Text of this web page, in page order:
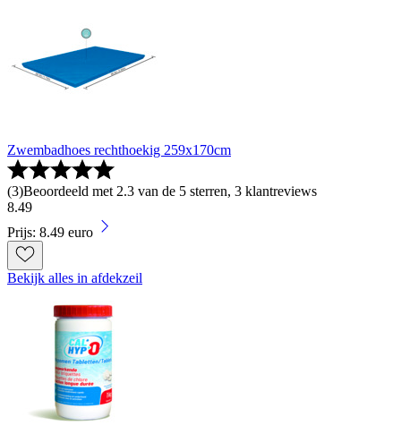
Zwembadhoes rechthoekig 259x170cm
(3)Beoordeeld met 2.3 van de 5 sterren, 3 klantreviews
8.49
Prijs: 8.49 euro
Bekijk alles in afdekzeil